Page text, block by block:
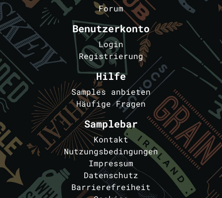
Forum
Benutzerkonto
Login
Registrierung
Hilfe
Samples anbieten
Häufige Fragen
Samplebar
Kontakt
Nutzungsbedingungen
Impressum
Datenschutz
Barrierefreiheit